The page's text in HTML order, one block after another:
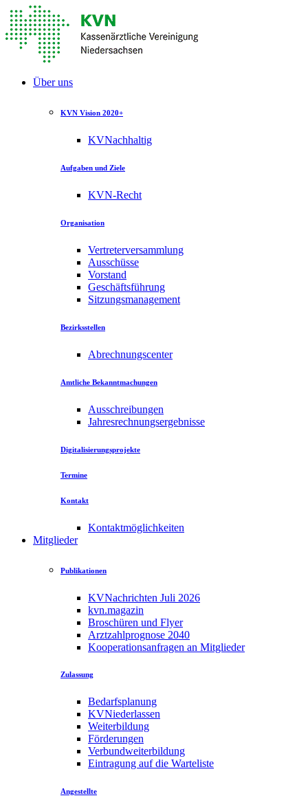
Über uns
KVN Vision 2020+
KVNachhaltig
Aufgaben und Ziele
KVN-Recht
Organisation
Vertreterversammlung
Ausschüsse
Vorstand
Geschäftsführung
Sitzungsmanagement
Bezirksstellen
Abrechnungscenter
Amtliche Bekanntmachungen
Ausschreibungen
Jahresrechnungsergebnisse
Digitalisierungsprojekte
Termine
Kontakt
Kontaktmöglichkeiten
Mitglieder
Publikationen
KVNachrichten Juli 2026
kvn.magazin
Broschüren und Flyer
Arztzahlprognose 2040
Kooperationsanfragen an Mitglieder
Zulassung
Bedarfsplanung
KVNiederlassen
Weiterbildung
Förderungen
Verbundweiterbildung
Eintragung auf die Warteliste
Angestellte